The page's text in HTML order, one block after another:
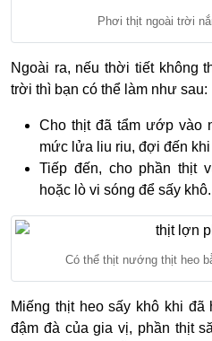
Phơi thịt ngoài trời
Ngoài ra, nếu thời tiết không
trời thì bạn có thể làm như sau:
Cho thịt đã tẩm ướp vào
mức lửa liu riu, đợi đến
Tiếp đến, cho phần thịt
hoặc lò vi sóng để sấy khô.
Có thể thịt nướng thịt heo
Miếng thịt heo sấy khô khi
đậm đà của gia vị, phần thịt